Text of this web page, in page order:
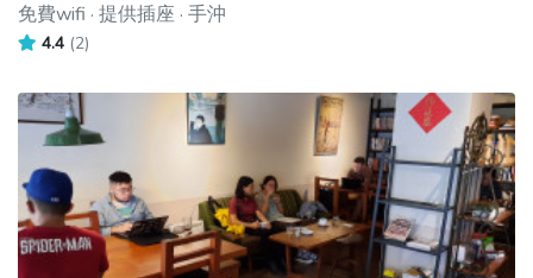
免費wifi · 提供插座 · 手沖
4.4 (2)